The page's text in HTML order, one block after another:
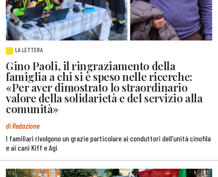
LA LETTERA
Gino Paoli, il ringraziamento della
famiglia a chi si è speso nelle ricerche:
«Per aver dimostrato lo straordinario
valore della solidarietà e del servizio alla
comunità»
di Redazione
I familiari rivolgono un grazie particolare ai conduttori dell'unità cinofila
e ai cani Kiff e Agi